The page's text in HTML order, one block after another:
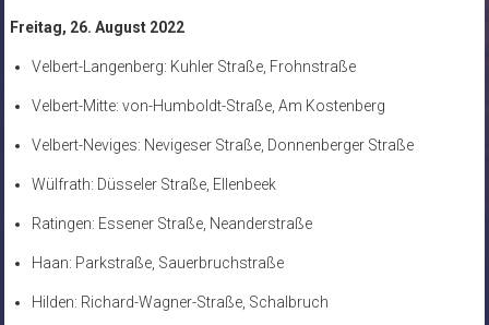
Freitag, 26. August 2022
Velbert-Langenberg: Kuhler Straße, Frohnstraße
Velbert-Mitte: von-Humboldt-Straße, Am Kostenberg
Velbert-Neviges: Nevigeser Straße, Donnenberger Straße
Wülfrath: Düsseler Straße, Ellenbeek
Ratingen: Essener Straße, Neanderstraße
Haan: Parkstraße, Sauerbruchstraße
Hilden: Richard-Wagner-Straße, Schalbruch